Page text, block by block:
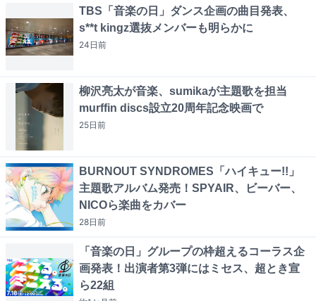
TBS「音楽の日」ダンス企画の曲目発表、
s**t kingz選抜メンバーも明らかに
24日前
柳沢亮太が音楽、sumikaが主題歌を担当
murffin discs設立20周年記念映画で
25日前
BURNOUT SYNDROMES「ハイキュー!!」
主題歌アルバム発売！SPYAIR、ビーバー、
NICOら楽曲をカバー
28日前
「音楽の日」グループの枠超えるコーラス企
画発表！出演者第3弾にはミセス、超とき宣
ら22組